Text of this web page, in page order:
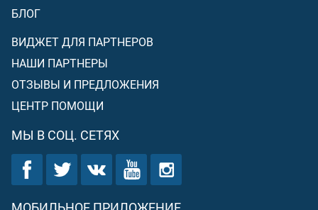
БЛОГ
ВИДЖЕТ ДЛЯ ПАРТНЕРОВ
НАШИ ПАРТНЕРЫ
ОТЗЫВЫ И ПРЕДЛОЖЕНИЯ
ЦЕНТР ПОМОЩИ
МЫ В СОЦ. СЕТЯХ